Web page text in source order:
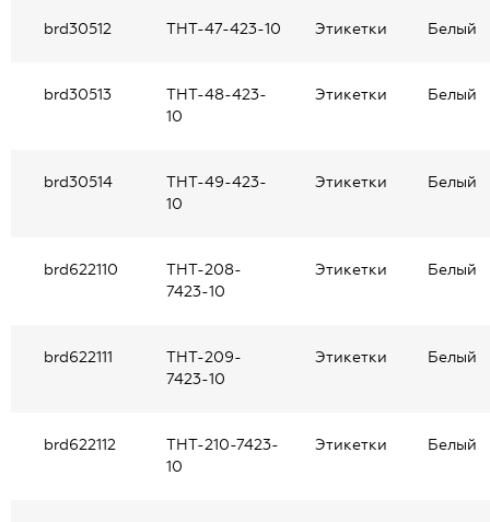
brd30512 THT-47-423-10 Этикетки Белый
brd30513
THT-48-423-
10
Этикетки Белый
brd30514
THT-49-423-
10
Этикетки Белый
brd622110
THT-208-
7423-10
Этикетки Белый
brd622111
THT-209-
7423-10
Этикетки Белый
brd622112
THT-210-7423-
10
Этикетки Белый